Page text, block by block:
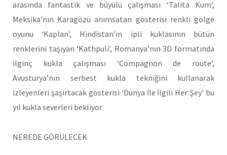
arasında fantastik ve büyülü çalışması ‘Talita Kum’,
Meksika’nın Karagözü anımsatan gösterisi renkli gölge
oyunu ‘Kaplan’, Hindistan’ın ipli kuklasının bütün
renklerini taşıyan ‘Kathpuli’, Romanya’nın 3D formatında
ilginç kukla çalışması ‘Compagnon de route’,
Avusturya’nın serbest kukla tekniğini kullanarak
izleyenleri şaşırtacak gösterisi ‘Dünya İle İlgili Her Şey’ bu
yıl kukla severleri bekliyor.
NEREDE GÖRÜLECEK